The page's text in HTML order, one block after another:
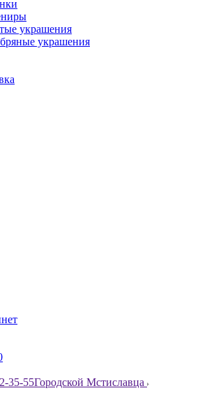
украшения
украшения
35-55Городской Мстиславца